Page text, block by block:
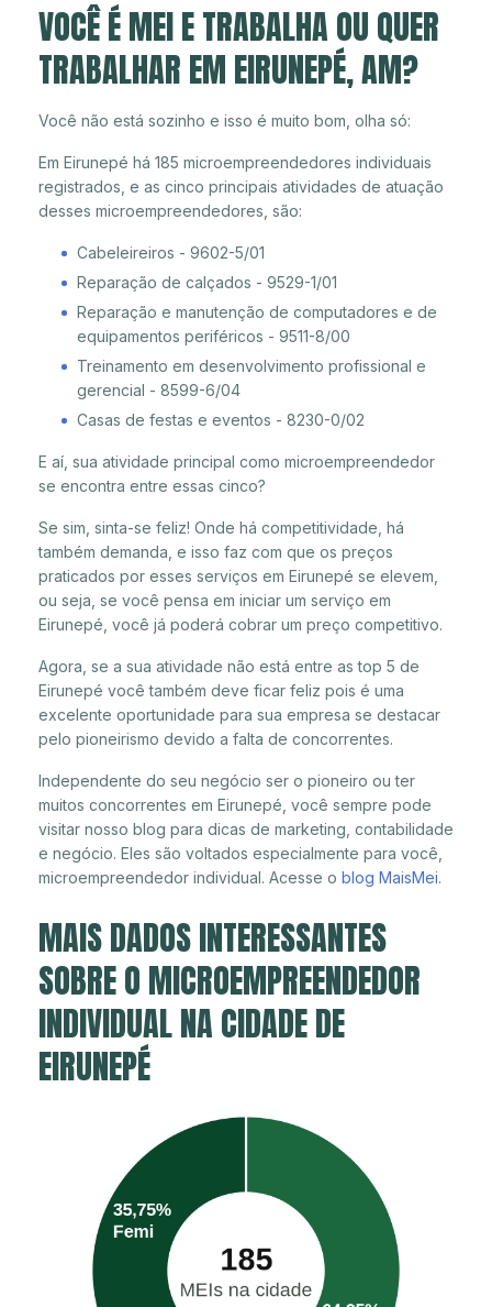
VOCÊ É MEI E TRABALHA OU QUER
TRABALHAR EM EIRUNEPÉ, AM?
Você não está sozinho e isso é muito bom, olha só:
Em Eirunepé há 185 microempreendedores individuais
registrados, e as cinco principais atividades de atuação
desses microempreendedores, são:
Cabeleireiros - 9602-5/01
Reparação de calçados - 9529-1/01
Reparação e manutenção de computadores e de
equipamentos periféricos - 9511-8/00
Treinamento em desenvolvimento profissional e
gerencial - 8599-6/04
Casas de festas e eventos - 8230-0/02
E aí, sua atividade principal como microempreendedor
se encontra entre essas cinco?
Se sim, sinta-se feliz! Onde há competitividade, há
também demanda, e isso faz com que os preços
praticados por esses serviços em Eirunepé se elevem,
ou seja, se você pensa em iniciar um serviço em
Eirunepé, você já poderá cobrar um preço competitivo.
Agora, se a sua atividade não está entre as top 5 de
Eirunepé você também deve ficar feliz pois é uma
excelente oportunidade para sua empresa se destacar
pelo pioneirismo devido a falta de concorrentes.
Independente do seu negócio ser o pioneiro ou ter
muitos concorrentes em Eirunepé, você sempre pode
visitar nosso blog para dicas de marketing, contabilidade
e negócio. Eles são voltados especialmente para você,
microempreendedor individual. Acesse o blog MaisMei.
MAIS DADOS INTERESSANTES
SOBRE O MICROEMPREENDEDOR
INDIVIDUAL NA CIDADE DE
EIRUNEPÉ